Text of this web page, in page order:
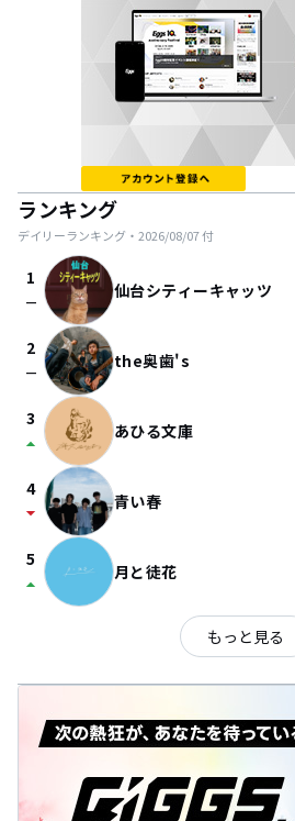
ランキング
デイリーランキング・ 2026/08/07付
1
check_indeterminate_small 仙台シティーキャッツ
2
check_indeterminate_small the奥歯's
3
arrow_drop_up あひる文庫
4
arrow_drop_down 青い春
5
arrow_drop_up 月と徒花
もっと見る